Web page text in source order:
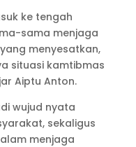
ke tengah
sama menjaga
menyesatkan,
situasi kamtibmas
Aiptu Anton.
wujud nyata
sekaligus
menjaga